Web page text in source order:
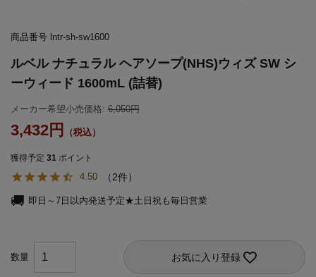
商品番号 lntr-sh-sw1600
ルベル ナチュラル ヘアソープ(NHS)ウィズ SW シ
ーウィード 1600mL (詰替)
メーカー希望小売価格: 6,050
3,432
獲得予定 31 ポイント
4.50 2
即日～7日以内発送予定★土日祝も毎日営業
お気に入り登録